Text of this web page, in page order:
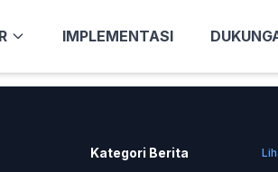
IMPLEMENTASI
pencarian di menu
untuk
Kategori Berita